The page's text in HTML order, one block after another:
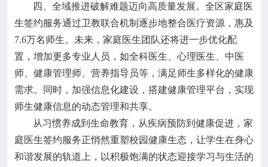
四、全域推进破解难题迈向高质量发展。全区家庭医
生签约服务通过卫教联合机制逐步地整合医疗资源，惠及
7.6万名师生。未来，家庭医生团队还将进一步优化配
置，增加更多专业人员，如全科医生、心理医生、中医
师、健康管理师、营养指导员等，满足师生多样化的健康
需求。同时，加强信息化建设，搭建健康管理平台，实现
师生健康信息的动态管理和共享。
从习惯养成到生命教育，从疾病预防到健康促进，家
庭医生签约服务正悄然重塑校园健康生态，让学生在身心
和谐发展的轨道上，以积极饱满的状态迎接学习与生活的